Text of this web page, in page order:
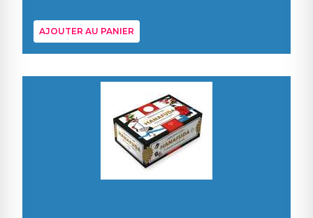
AJOUTER AU PANIER